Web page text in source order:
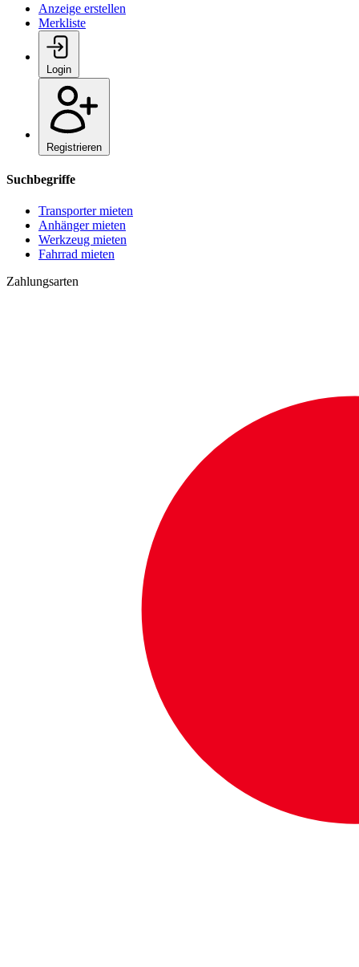
Anzeige erstellen
Merkliste
Login
Registrieren
Suchbegriffe
Transporter mieten
Anhänger mieten
Werkzeug mieten
Fahrrad mieten
Zahlungsarten